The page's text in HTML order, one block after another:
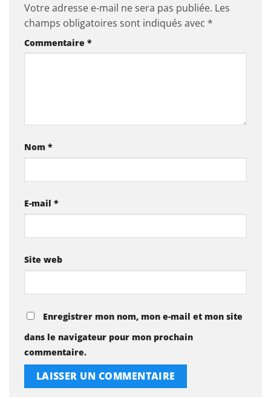
Votre adresse e-mail ne sera pas publiée. Les
champs obligatoires sont indiqués avec *
Commentaire *
Nom *
E-mail *
Site web
Enregistrer mon nom, mon e-mail et mon site
dans le navigateur pour mon prochain
commentaire.